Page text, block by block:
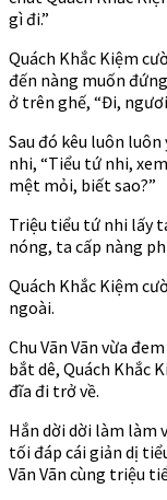
gì đi.”
Quách Khắc Kiệm
đến nàng muốn
ở trên ghế, “Đi,
Sau đó kêu luôn
nhi, “Tiểu tứ nhi,
mệt mỏi, biết sao?”
Triệu tiểu tứ nhi lấy
nóng, ta cấp nàng
Quách Khắc Kiệm
ngoài.
Chu Vãn Vãn vừa
bắt dê, Quách Khắc
đĩa đi trở về.
Hắn dời dời làm làm
tối đáp cái giản dị
Vãn Vãn cùng triệu